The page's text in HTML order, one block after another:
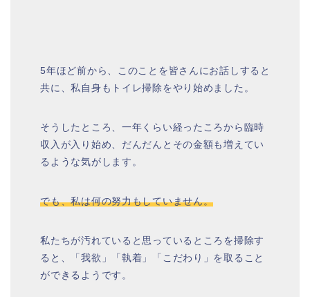
5年ほど前から、このことを皆さんにお話しすると
共に、私自身もトイレ掃除をやり始めました。
そうしたところ、一年くらい経ったころから臨時
収入が入り始め、だんだんとその金額も増えてい
るような気がします。
でも、私は何の努力もしていません。
私たちが汚れていると思っているところを掃除す
ると、「我欲」「執着」「こだわり」を取ること
ができるようです。